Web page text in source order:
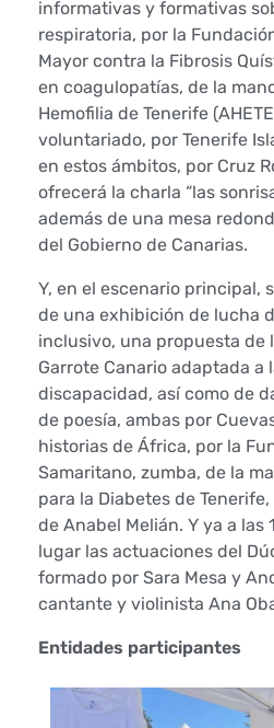
i
s
t
o
p
a
r
a
“
d
e
s
p
e
r
informativas y formativas
respiratoria, por la
Mayor contra la Fibrosis
en coagulopatías, de la
Hemofilia de Tenerife
voluntariado, por Tenerife
en estos ámbitos, por Cruz
ofrecerá la charla “las
además de una mesa
del Gobierno de Canarias.
Y, en el escenario principal,
de una exhibición de lucha
inclusivo, una propuesta de
Garrote Canario adaptada a
discapacidad, así como de
de poesía, ambas por
historias de África, por la
Samaritano, zumba, de la
para la Diabetes de
de Anabel Melián. Y ya a las
lugar las actuaciones del
formado por Sara Mesa y
cantante y violinista Ana
Entidades participantes